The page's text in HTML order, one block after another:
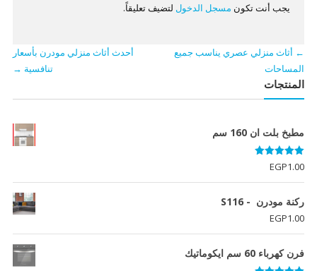
يجب أنت تكون مسجل الدخول لتضيف تعليقاً.
← أثاث منزلي عصري يناسب جميع
المساحات
أحدث أثاث منزلي مودرن بأسعار
تنافسية →
المنتجات
مطبخ بلت ان 160 سم
تم التقييم
5.00
من 5
EGP1.00
ركنة مودرن - S116
EGP1.00
فرن كهرباء 60 سم ايكوماتيك